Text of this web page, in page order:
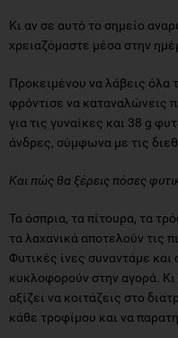
Κι αν σε αυτό το σημείο
χρειαζόμαστε μέσα στην
Προκειμένου να λάβεις
φρόντισε να καταναλώνεις
για τις γυναίκες και 38 g
άνδρες, σύμφωνα με τις
Και πώς θα ξέρεις πόσες
Τα όσπρια, τα πίτουρα, τα
τα λαχανικά αποτελούν τις
Φυτικές ίνες συναντάμε
κυκλοφορούν στην αγορά.
αξίζει να κοιτάζεις στο
κάθε τροφίμου και να